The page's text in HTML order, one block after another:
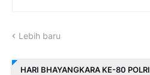
Lebih baru
HARI BHAYANGKARA KE-80 POLRI